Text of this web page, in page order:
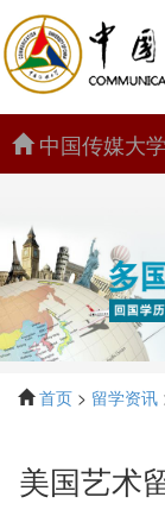
中国传媒大
首页 > 留学资讯
美国艺术